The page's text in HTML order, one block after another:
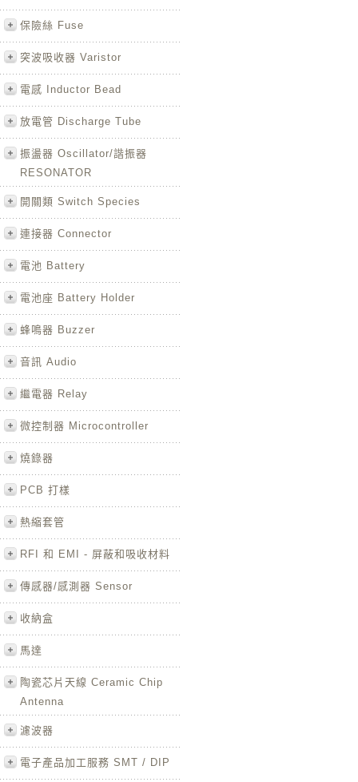
保險絲 Fuse
突波吸收器 Varistor
電感 Inductor Bead
放電管 Discharge Tube
振盪器 Oscillator/諧振器
RESONATOR
開關類 Switch Species
連接器 Connector
電池 Battery
電池座 Battery Holder
蜂鳴器 Buzzer
音訊 Audio
繼電器 Relay
微控制器 Microcontroller
燒錄器
PCB 打樣
熱縮套管
RFI 和 EMI - 屏蔽和吸收材料
傳感器/感測器 Sensor
收納盒
馬達
陶瓷芯片天線 Ceramic Chip
Antenna
濾波器
電子產品加工服務 SMT / DIP